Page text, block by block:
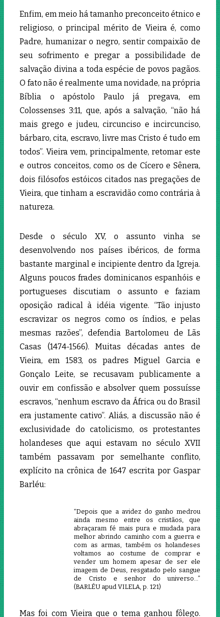
Enfim, em meio há tamanho preconceito étnico e
religioso, o principal mérito de Vieira é, como
Padre, humanizar o negro, sentir compaixão de
seu sofrimento e pregar a possibilidade de
salvação divina a toda espécie de povos pagãos.
O fato não é realmente uma novidade, na própria
Bíblia o apóstolo Paulo já pregava, em
Colossenses 3:11, que, após a salvação, “não há
mais grego e judeu, circunciso e incircunciso,
bárbaro, cita, escravo, livre mas Cristo é tudo em
todos”. Vieira vem, principalmente, retomar este
e outros conceitos, como os de Cícero e Sênera,
dois filósofos estóicos citados nas pregações de
Vieira, que tinham a escravidão como contrária à
natureza.
Desde o século XV, o assunto vinha se
desenvolvendo nos países ibéricos, de forma
bastante marginal e incipiente dentro da Igreja.
Alguns poucos frades dominicanos espanhóis e
portugueses discutiam o assunto e faziam
oposição radical à idéia vigente. “Tão injusto
escravizar os negros como os índios, e pelas
mesmas razões”, defendia Bartolomeu de Lãs
Casas (1474-1566). Muitas décadas antes de
Vieira, em 1583, os padres Miguel Garcia e
Gonçalo Leite, se recusavam publicamente a
ouvir em confissão e absolver quem possuísse
escravos, “nenhum escravo da África ou do Brasil
era justamente cativo”. Aliás, a discussão não é
exclusividade do catolicismo, os protestantes
holandeses que aqui estavam no século XVII
também passavam por semelhante conflito,
explícito na crônica de 1647 escrita por Gaspar
Barléu:
“Depois que a avidez do ganho medrou
ainda mesmo entre os cristãos, que
abraçaram fé mais pura e mudada para
melhor abrindo caminho com a guerra e
com as armas, também os holandeses
voltamos ao costume de comprar e
vender um homem apesar de ser ele
imagem de Deus, resgatado pelo sangue
de Cristo e senhor do universo…”
(BARLÉU apud VILELA, p. 121)
Mas foi com Vieira que o tema ganhou fôlego.